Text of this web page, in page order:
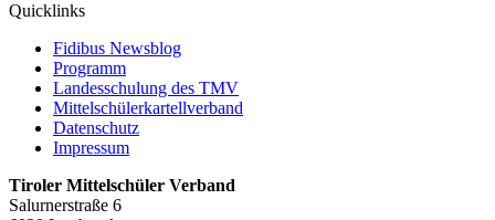
Quicklinks
Fidibus Newsblog
Programm
Landesschulung des TMV
Mittelschülerkartellverband
Datenschutz
Impressum
Tiroler Mittelschüler Verband
Salurnerstraße 6